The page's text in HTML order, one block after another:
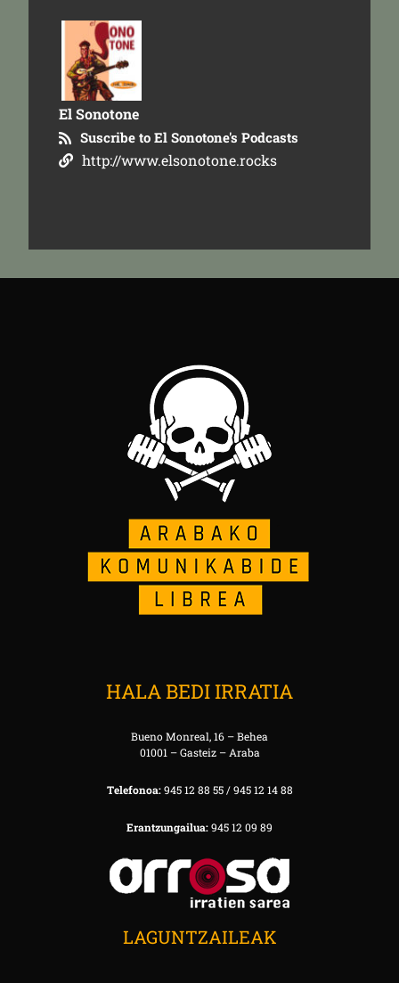
El Sonotone
Suscribe to El Sonotone's Podcasts
http://www.elsonotone.rocks
HALA BEDI IRRATIA
Bueno Monreal, 16 – Behea
01001 – Gasteiz – Araba
Telefonoa:945 12 88 55 / 945 12 14 88
Erantzungailua:945 12 09 89
LAGUNTZAILEAK